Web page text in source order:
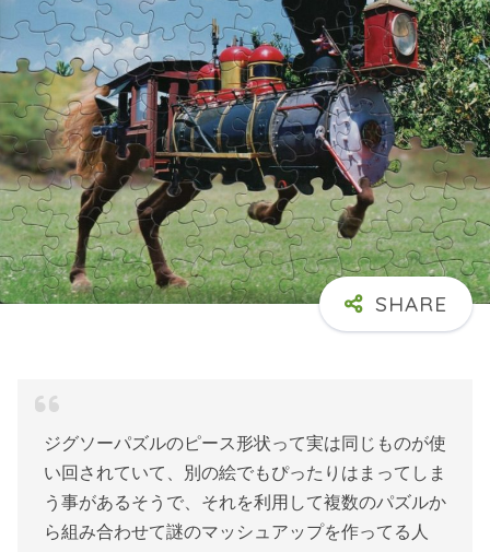
ジグソーパズルのピース形状って実は同じものが使
い回されていて、別の絵でもぴったりはまってしま
う事があるそうで、それを利用して複数のパズルか
ら組み合わせて謎のマッシュアップを作ってる人